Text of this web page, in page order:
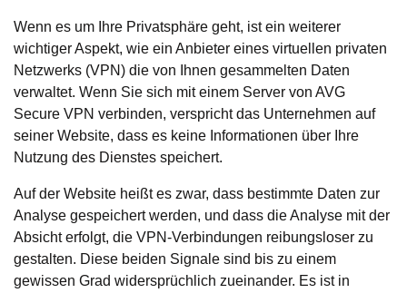
Wenn es um Ihre Privatsphäre geht, ist ein weiterer
wichtiger Aspekt, wie ein Anbieter eines virtuellen privaten
Netzwerks (VPN) die von Ihnen gesammelten Daten
verwaltet. Wenn Sie sich mit einem Server von AVG
Secure VPN verbinden, verspricht das Unternehmen auf
seiner Website, dass es keine Informationen über Ihre
Nutzung des Dienstes speichert.
Auf der Website heißt es zwar, dass bestimmte Daten zur
Analyse gespeichert werden, und dass die Analyse mit der
Absicht erfolgt, die VPN-Verbindungen reibungsloser zu
gestalten. Diese beiden Signale sind bis zu einem
gewissen Grad widersprüchlich zueinander. Es ist in